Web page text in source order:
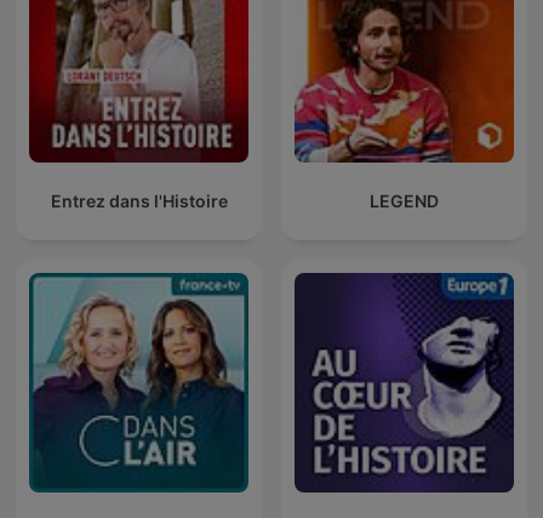
Entrez dans l'Histoire LEGEND